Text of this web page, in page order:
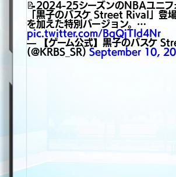
📝2024-25シーズンのNBAユニフ
「黒子のバスケ Street Rival」登
を加えた特別バージョン。…
pic.twitter.com/BqQjTId4Nr
— 【ゲーム公式】黒子のバスケ
(@KRBS_SR) September 10,